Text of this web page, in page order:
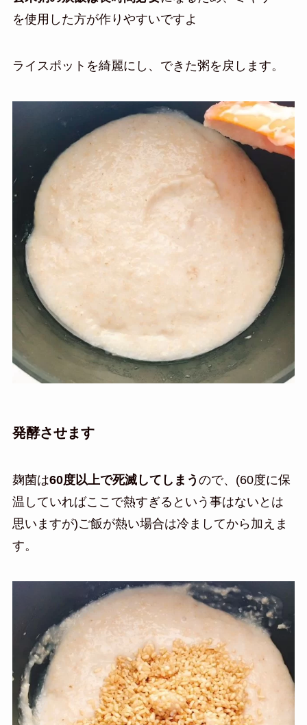
を使用した方が作りやすいですよ
ライスポットを綺麗にし、できた粥を戻します。
発酵させます
麹菌は60度以上で死滅してしまう ので、(60度に保
温していればここで熱すぎるという事はないとは
思いますが)ご飯が熱い場合は冷ましてから加えま
す。